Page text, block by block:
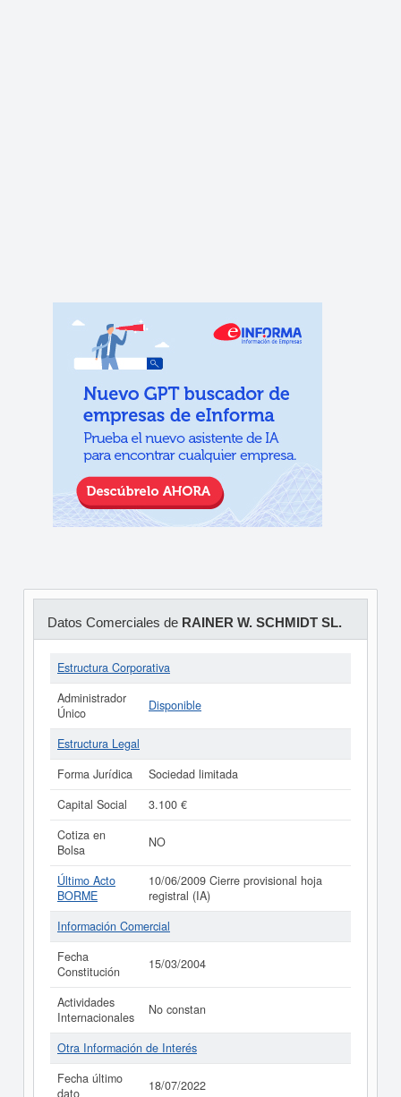
Datos Comerciales de RAINER W. SCHMIDT SL.
Estructura Corporativa
Administrador
Único
Disponible
Estructura Legal
Forma Jurídica
Sociedad limitada
Capital Social
3.100 €
Cotiza en
Bolsa
NO
Último Acto
BORME
10/06/2009 Cierre provisional hoja
registral (IA)
Información Comercial
Fecha
Constitución
15/03/2004
Actividades
Internacionales
No constan
Otra Información de Interés
Fecha último
dato
18/07/2022